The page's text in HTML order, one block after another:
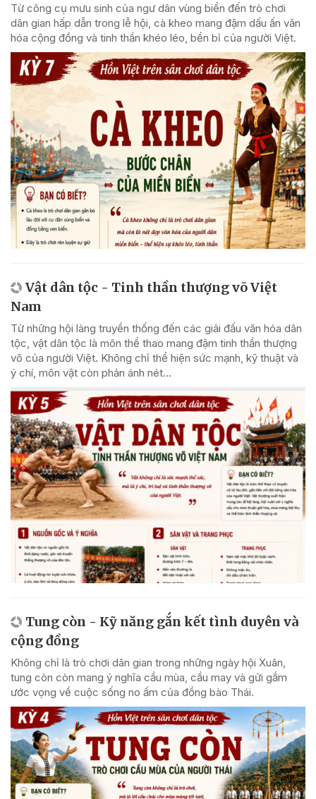
Từ công cụ mưu sinh của ngư dân vùng biển đến trò chơi
dân gian hấp dẫn trong lễ hội, cà kheo mang đậm dấu ấn văn
hóa cộng đồng và tinh thần khéo léo, bền bỉ của người Việt.
Vật dân tộc - Tinh thần thượng võ Việt
Nam
Từ những hội làng truyền thống đến các giải đấu văn hóa dân
tộc, vật dân tộc là môn thể thao mang đậm tinh thần thượng
võ của người Việt. Không chỉ thể hiện sức mạnh, kỹ thuật và
ý chí, môn vật còn phản ánh nét...
Tung còn - Kỹ năng gắn kết tình duyên và
cộng đồng
Không chỉ là trò chơi dân gian trong những ngày hội Xuân,
tung còn còn mang ý nghĩa cầu mùa, cầu may và gửi gắm
ước vọng về cuộc sống no ấm của đồng bào Thái.